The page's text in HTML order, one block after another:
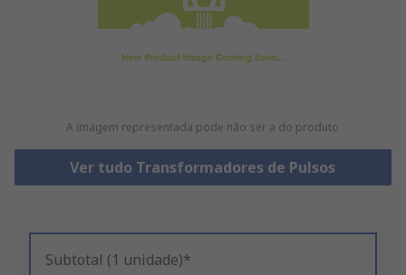
A imagem representada pode não ser a do produto
Ver tudo Transformadores de Pulsos
Subtotal (1 unidade)*